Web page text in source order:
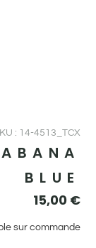
: 14-4513_TCX
BLUE
15,00 €
sur commande